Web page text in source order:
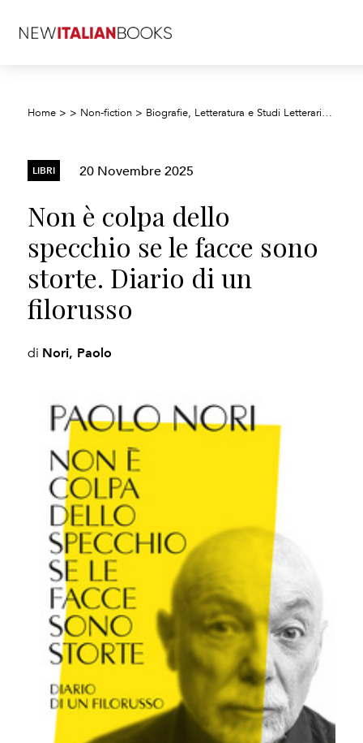
Home > > Non-fiction > Biografie, Letteratura e Studi Letterari>
LIBRI 20 Novembre 2025
Non è colpa dello
specchio se le facce sono
storte. Diario di un
filorusso
di Nori, Paolo